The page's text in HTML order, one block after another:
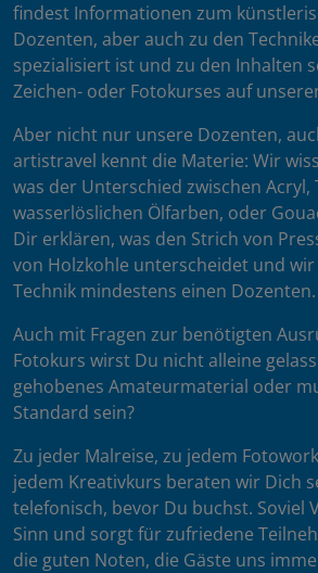
findest Informationen zum
Dozenten, aber auch zu den
spezialisiert ist und zu den Inhalten
Zeichen- oder Fotokurses auf
Aber nicht nur unsere Dozenten,
artistravel kennt die Materie: Wir
was der Unterschied zwischen Acryl,
wasserlöslichen Ölfarben, oder
Dir erklären, was den Strich von
von Holzkohle unterscheidet und
Technik mindestens einen Dozenten.
Auch mit Fragen zur benötigten
Fotokurs wirst Du nicht alleine
gehobenes Amateurmaterial oder
Standard sein?
Zu jeder Malreise, zu jedem
jedem Kreativkurs beraten wir Dich
telefonisch, bevor Du buchst. Soviel
Sinn und sorgt für zufriedene
die guten Noten, die Gäste uns